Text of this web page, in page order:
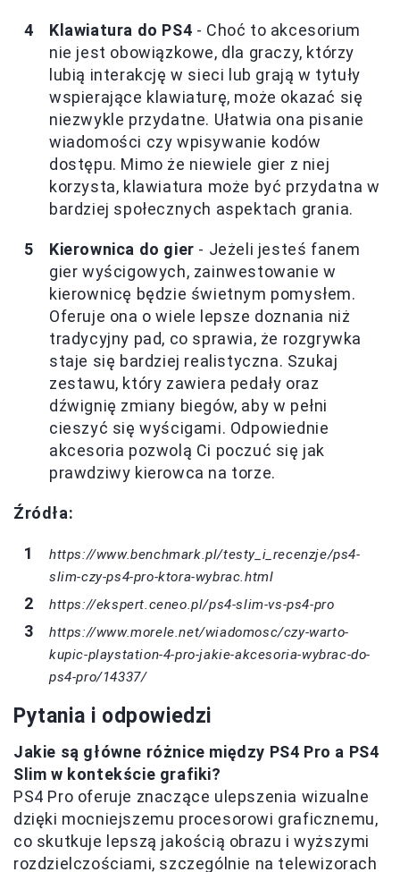
Klawiatura do PS4 - Choć to akcesorium
nie jest obowiązkowe, dla graczy, którzy
lubią interakcję w sieci lub grają w tytuły
wspierające klawiaturę, może okazać się
niezwykle przydatne. Ułatwia ona pisanie
wiadomości czy wpisywanie kodów
dostępu. Mimo że niewiele gier z niej
korzysta, klawiatura może być przydatna w
bardziej społecznych aspektach grania.
Kierownica do gier - Jeżeli jesteś fanem
gier wyścigowych, zainwestowanie w
kierownicę będzie świetnym pomysłem.
Oferuje ona o wiele lepsze doznania niż
tradycyjny pad, co sprawia, że rozgrywka
staje się bardziej realistyczna. Szukaj
zestawu, który zawiera pedały oraz
dźwignię zmiany biegów, aby w pełni
cieszyć się wyścigami. Odpowiednie
akcesoria pozwolą Ci poczuć się jak
prawdziwy kierowca na torze.
Źródła:
https://www.benchmark.pl/testy_i_recenzje/ps4-
slim-czy-ps4-pro-ktora-wybrac.html
https://ekspert.ceneo.pl/ps4-slim-vs-ps4-pro
https://www.morele.net/wiadomosc/czy-warto-
kupic-playstation-4-pro-jakie-akcesoria-wybrac-do-
ps4-pro/14337/
Pytania i odpowiedzi
Jakie są główne różnice między PS4 Pro a PS4
Slim w kontekście grafiki?
PS4 Pro oferuje znaczące ulepszenia wizualne
dzięki mocniejszemu procesorowi graficznemu,
co skutkuje lepszą jakością obrazu i wyższymi
rozdzielczościami, szczególnie na telewizorach